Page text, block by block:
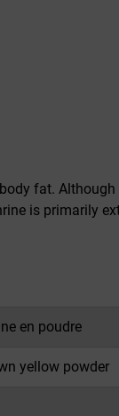
fat.
is primarily
en poudre
yellow powder